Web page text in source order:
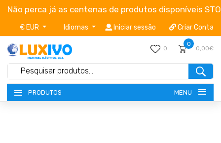
Não perca já as centenas de produtos disponíveis
€ EUR Idiomas Iniciar sessão Criar Conta
0
0
0,00€
PRODUTOS MENU